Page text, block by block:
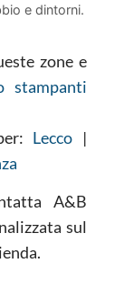
e dintorni.
zone e
stampanti
Lecco |
A&B
sul